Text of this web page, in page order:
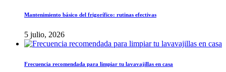
Mantenimiento básico del frigorífico: rutinas efectivas
5 julio, 2026
Frecuencia recomendada para limpiar tu lavavajillas en casa